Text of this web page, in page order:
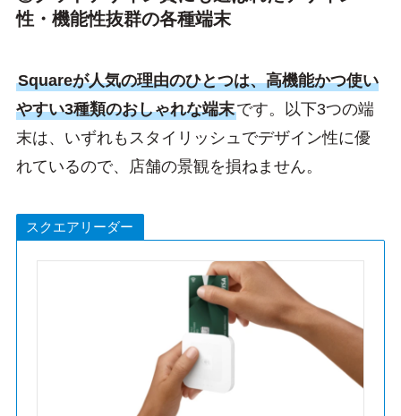
性・機能性抜群の各種端末
Squareが人気の理由のひとつは、高機能かつ使い
やすい3種類のおしゃれな端末です。以下3つの端
末は、いずれもスタイリッシュでデザイン性に優
れているので、店舗の景観を損ねません。
スクエアリーダー